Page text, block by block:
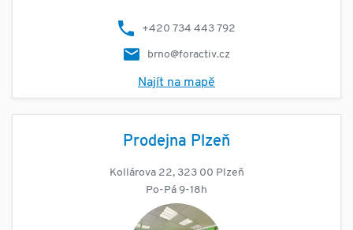
+420 734 443 792
brno@foractiv.cz
Najít na mapě
Prodejna Plzeň
Kollárova 22, 323 00 Plzeň
Po-Pá 9-18h